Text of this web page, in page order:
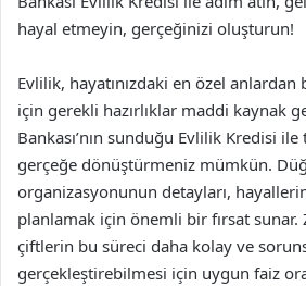
hayal etmeyin, gerçeğinizi oluşturun!
Evlilik, hayatınızdaki en özel
için gerekli hazırlıklar maddi kaynak
Bankası’nın sunduğu Evlilik Kredisi
gerçeğe dönüştürmeniz mümkün.
organizasyonunun detayları,
planlamak için önemli bir fırsat sunar.
çiftlerin bu süreci daha kolay ve
gerçekleştirebilmesi için uygun faiz